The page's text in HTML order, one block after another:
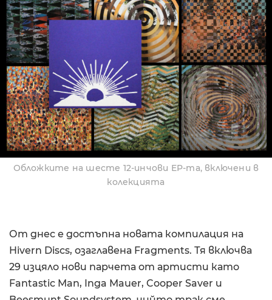
Обложките на шесте 12-инчови EP-та, включени в
колекцията
От днес е достъпна новата компилация на
Hivern Discs, озаглавена Fragments. Тя включва
29 изцяло нови парчета от артисти като
Fantastic Man, Inga Mauer, Cooper Saver и